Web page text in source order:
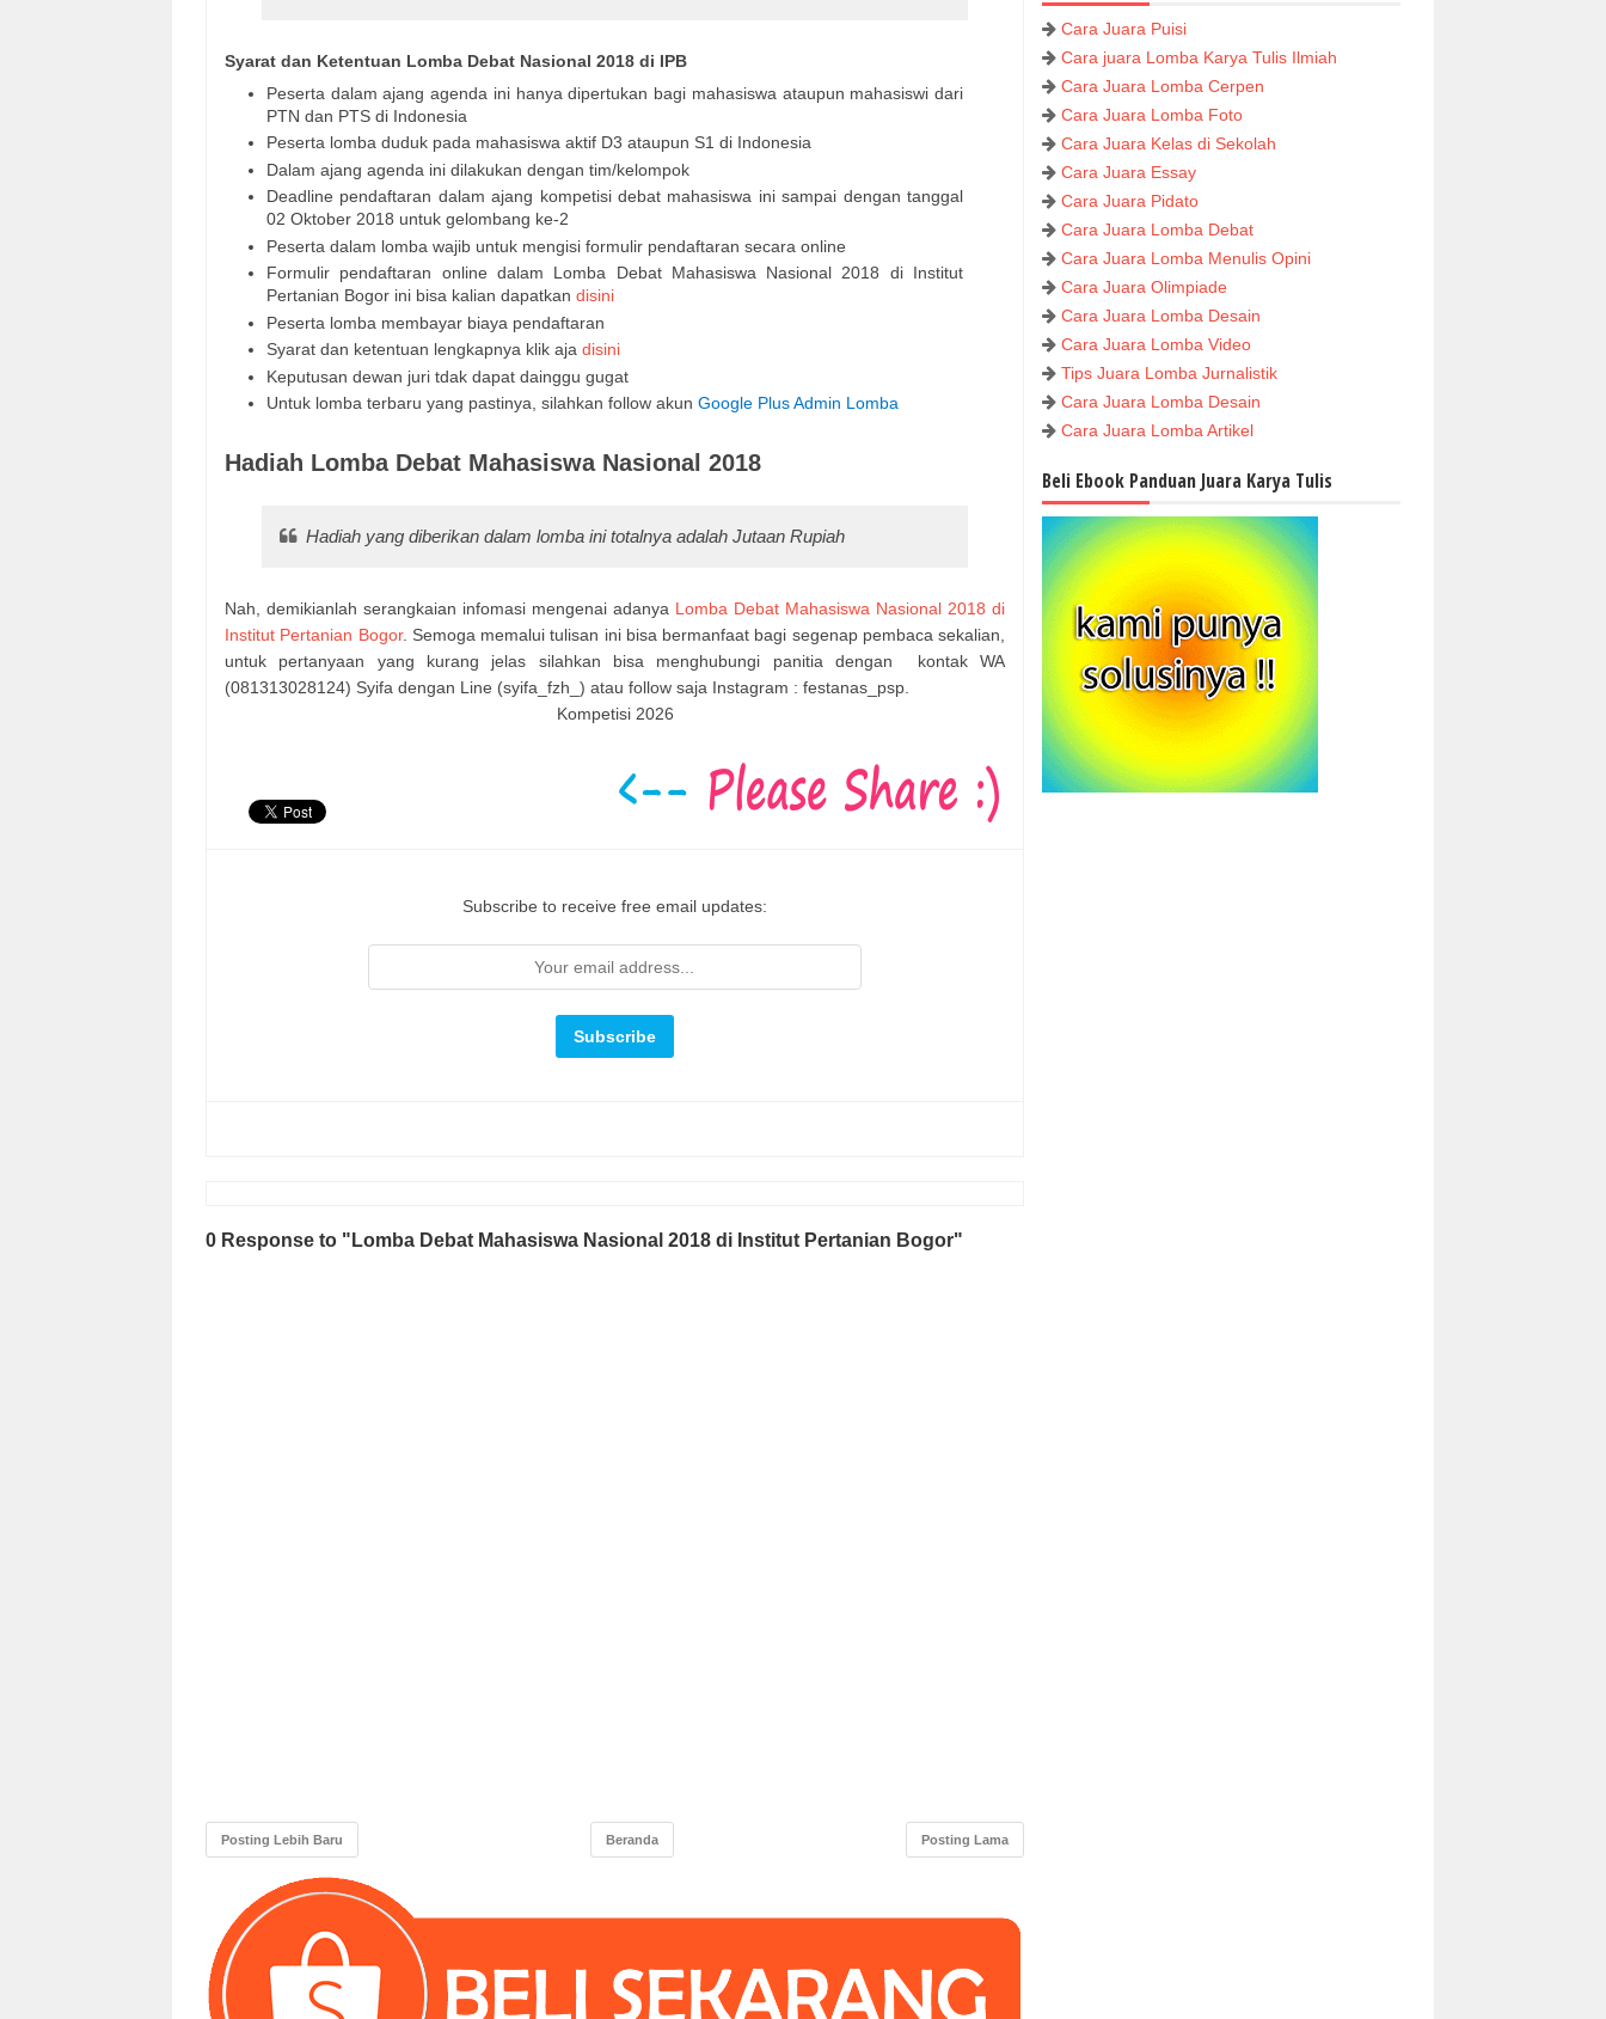
Syarat dan Ketentuan Lomba Debat Nasional 2018 di IPB
Peserta dalam ajang agenda ini hanya dipertukan bagi mahasiswa ataupun mahasiswi dari
PTN dan PTS di Indonesia
Peserta lomba duduk pada mahasiswa aktif D3 ataupun S1 di Indonesia
Dalam ajang agenda ini dilakukan dengan tim/kelompok
Deadline pendaftaran dalam ajang kompetisi debat mahasiswa ini sampai dengan tanggal
02 Oktober 2018 untuk gelombang ke-2
Peserta dalam lomba wajib untuk mengisi formulir pendaftaran secara online
Formulir pendaftaran online dalam Lomba Debat Mahasiswa Nasional 2018 di Institut
Pertanian Bogor ini bisa kalian dapatkan disini
Peserta lomba membayar biaya pendaftaran
Syarat dan ketentuan lengkapnya klik aja disini
Keputusan dewan juri tdak dapat dainggu gugat
Untuk lomba terbaru yang pastinya, silahkan follow akun Google Plus Admin Lomba
Hadiah Lomba Debat Mahasiswa Nasional 2018
Hadiah yang diberikan dalam lomba ini totalnya adalah Jutaan Rupiah
Nah, demikianlah serangkaian infomasi mengenai adanya Lomba Debat Mahasiswa Nasional 2018 di
Institut Pertanian Bogor. Semoga memalui tulisan ini bisa bermanfaat bagi segenap pembaca sekalian,
untuk pertanyaan yang kurang jelas silahkan bisa menghubungi panitia dengan kontakWA
(081313028124) Syifa dengan Line (syifa_fzh_) atau follow saja Instagram : festanas_psp.
Kompetisi 2026
Subscribe to receive free email updates:
0 Response to "Lomba Debat Mahasiswa Nasional 2018 di Institut Pertanian Bogor"
Posting Lebih Baru Posting Lama
Beranda
Cara Juara Puisi
Cara juara Lomba Karya Tulis Ilmiah
Cara Juara Lomba Cerpen
Cara Juara Lomba Foto
Cara Juara Kelas di Sekolah
Cara Juara Essay
Cara Juara Pidato
Cara Juara Lomba Debat
Cara Juara Lomba Menulis Opini
Cara Juara Olimpiade
Cara Juara Lomba Desain
Cara Juara Lomba Video
Tips Juara Lomba Jurnalistik
Cara Juara Lomba Desain
Cara Juara Lomba Artikel
Beli Ebook Panduan Juara Karya Tulis